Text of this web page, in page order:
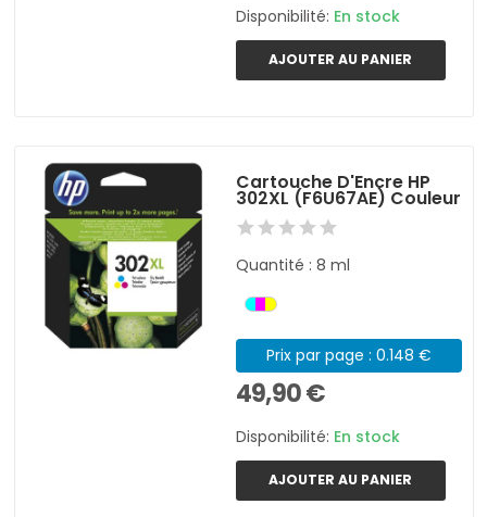
Disponibilité: En stock
AJOUTER AU PANIER
Cartouche D'Encre HP
302XL (F6U67AE) Couleur
Quantité : 8 ml
Prix par page : 0.148 €
49,90 €
Disponibilité: En stock
AJOUTER AU PANIER